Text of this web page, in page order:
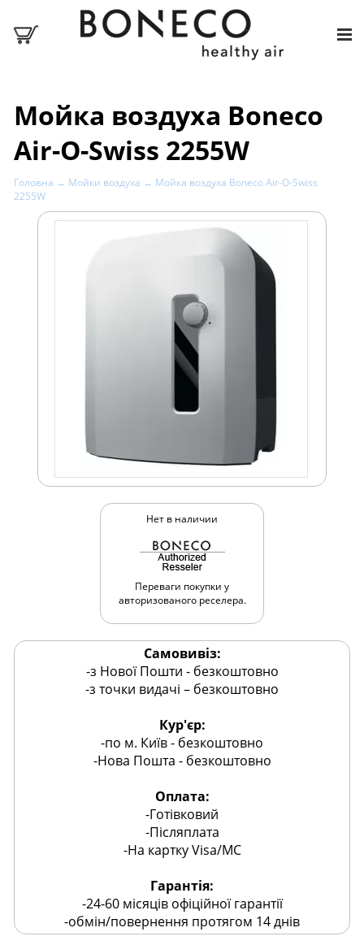
Мойка воздуха Boneco
Air-O-Swiss 2255W
Головна → Мойки воздуха → Мойка воздуха Boneco Air-O-Swiss
2255W
Нет в наличии
Переваги покупки у
авторизованого реселера.
Самовивіз:
-з Нової Пошти - безкоштовно
-з точки видачі – безкоштовно
Кур'єр:
-по м. Київ - безкоштовно
-Нова Пошта - безкоштовно
Оплата:
-Готівковий
-Післяплата
-На картку Visa/MC
Гарантія:
-24-60 місяців офіційної гарантії
-обмін/повернення протягом 14 днів